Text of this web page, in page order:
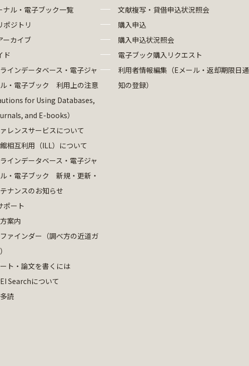
ナル・電子ブック一覧
ポジトリ
ーカイブ
ド
インデータベース・電子ジャ
・電子ブック 利用上の注意
for Using Databases,
and E-books）
レンスサービスについて
相互利用（ILL）について
インデータベース・電子ジャ
・電子ブック 新規・更新・
ナンスのお知らせ
ポート
案内
ァインダー（調べ方の近道ガ
ト・論文を書くには
Searchについて
読
文献複写・貸借申込状況照会
購入申込
購入申込状況照会
電子ブック購入リクエスト
利用者情報編集（Eメール・返却期限日通
知の登録）